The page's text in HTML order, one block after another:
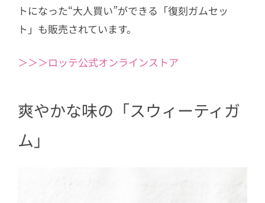
トになった“大人買い”ができる「復刻ガムセッ
ト」も販売されています。
＞＞＞ロッテ公式オンラインストア
爽やかな味の「スウィーティガ
ム」